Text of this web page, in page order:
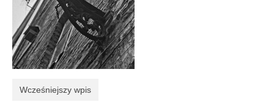
Wcześniejszy wpis